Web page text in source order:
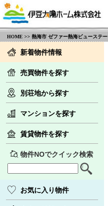
HOME >> 熱海市 ゼファー熱海ビューステ
新着物件情報
売買物件を探す
別荘地から探す
マンションを探す
賃貸物件を探す
物件NOでクイック検索
お気に入り物件